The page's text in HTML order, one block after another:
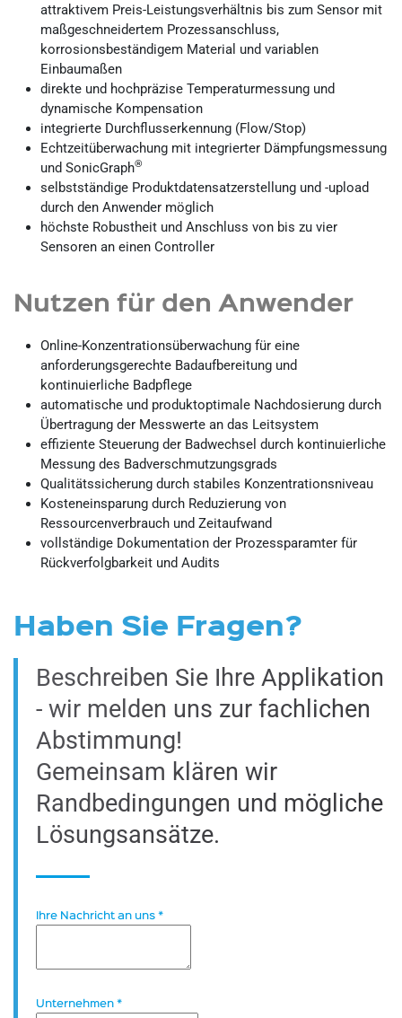
attraktivem Preis-Leistungsverhältnis bis zum Sensor mit
maßgeschneidertem Prozessanschluss,
korrosionsbeständigem Material und variablen
Einbaumaßen
direkte und hochpräzise Temperaturmessung und
dynamische Kompensation
integrierte Durchflusserkennung (Flow/Stop)
Echtzeitüberwachung mit integrierter Dämpfungsmessung
und SonicGraph®
selbstständige Produktdatensatzerstellung und -upload
durch den Anwender möglich
höchste Robustheit und Anschluss von bis zu vier
Sensoren an einen Controller
Nutzen für den Anwender
Online-Konzentrationsüberwachung für eine
anforderungsgerechte Badaufbereitung und
kontinuierliche Badpflege
automatische und produktoptimale Nachdosierung durch
Übertragung der Messwerte an das Leitsystem
effiziente Steuerung der Badwechsel durch kontinuierliche
Messung des Badverschmutzungsgrads
Qualitätssicherung durch stabiles Konzentrationsniveau
Kosteneinsparung durch Reduzierung von
Ressourcenverbrauch und Zeitaufwand
vollständige Dokumentation der Prozessparamter für
Rückverfolgbarkeit und Audits
Haben Sie Fragen?
Beschreiben Sie Ihre Applikation
- wir melden uns zur fachlichen
Abstimmung!
Gemeinsam klären wir
Randbedingungen und mögliche
Lösungsansätze.
Ihre Nachricht an uns *
Unternehmen *